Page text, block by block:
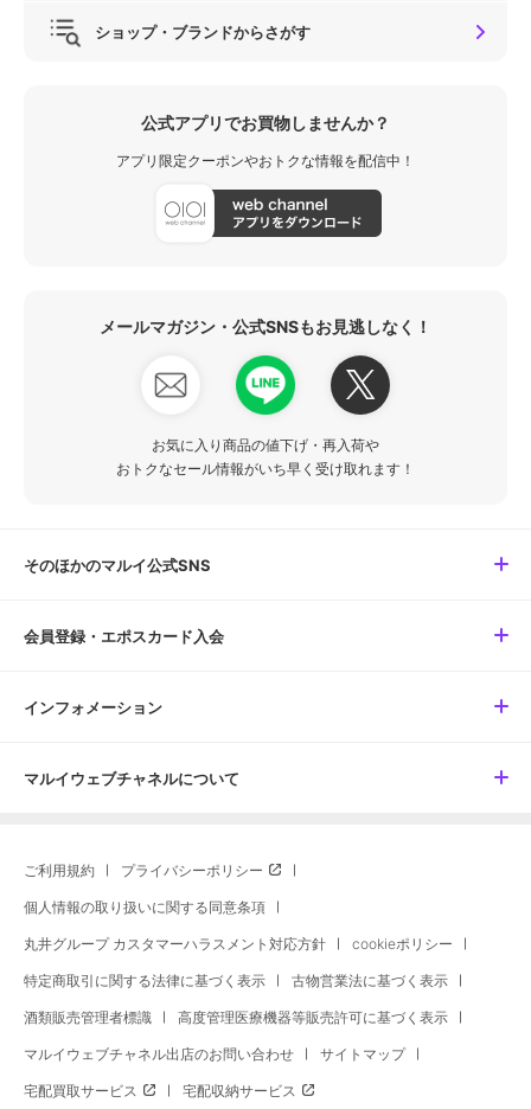
ショップ・ブランドからさがす
公式アプリでお買物しませんか？
アプリ限定クーポンやおトクな情報を配信中！
メールマガジン・公式SNSもお見逃しなく！
お気に入り商品の値下げ・再入荷や
おトクなセール情報がいち早く受け取れます！
そのほかのマルイ公式SNS
会員登録・エポスカード入会
インフォメーション
マルイウェブチャネルについて
ご利用規約 プライバシーポリシー
個人情報の取り扱いに関する同意条項
丸井グループ カスタマーハラスメント対応方針 cookieポリシー
特定商取引に関する法律に基づく表示 古物営業法に基づく表示
酒類販売管理者標識 高度管理医療機器等販売許可に基づく表示
マルイウェブチャネル出店のお問い合わせ サイトマップ
宅配買取サービス 宅配収納サービス